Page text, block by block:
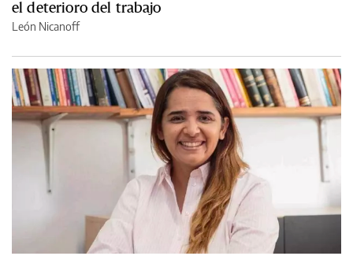
el deterioro del trabajo
León Nicanoff